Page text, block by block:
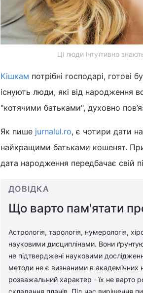
Ці люди інтуїтивно
Кішкам потрібні господарі,
існують люди, які від народження
"котячими батьками", духовно
Як пише jurnalul.ro, є чотири дати
найкращими батьками кошенят.
дата народження передбачає свій
ДОВІДКА
Що варто пам'ятати
Астрологія, тарологія, нумерологія,
науковими дисциплінами. Вони
не підтверджені науковими
методи не є визнаними в академічних
розважальний характер - їх не варто
складання планів. Під час вирішення